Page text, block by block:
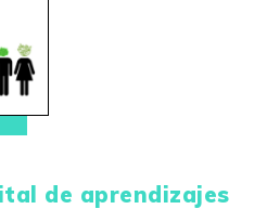
de aprendizajes